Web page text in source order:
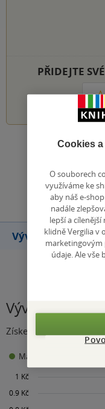
PŘIDEJTE
1
Vývoj ceny
Vývoj ceny
Získejte přehled o
Maloobchodní cena
Cookies
O souborech
využíváme ke
aby náš e-
nadále
lepší a
klidně Vergilia v
marketingovým
údaje. Ale vše